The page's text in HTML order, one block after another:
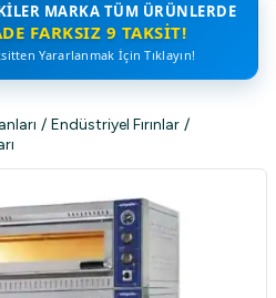
MARKA TÜM ÜRÜNLERDE
FARKSIZ 9 TAKSIT!
Yararlanmak İçin Tıklayın!
/ Endüstriyel Fırınlar /